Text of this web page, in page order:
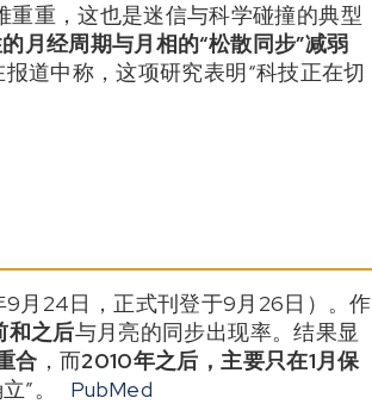
重重，这也是迷信与科学碰撞的典型
月经周期与月相的“松散同步”减弱
道中称，这项研究表明“科技正在切
月24日，正式刊登于9月26日）。作
和之后与月亮的同步出现率。结果显
合 ，而2010年之后，主要只在1月保
”。 PubMed